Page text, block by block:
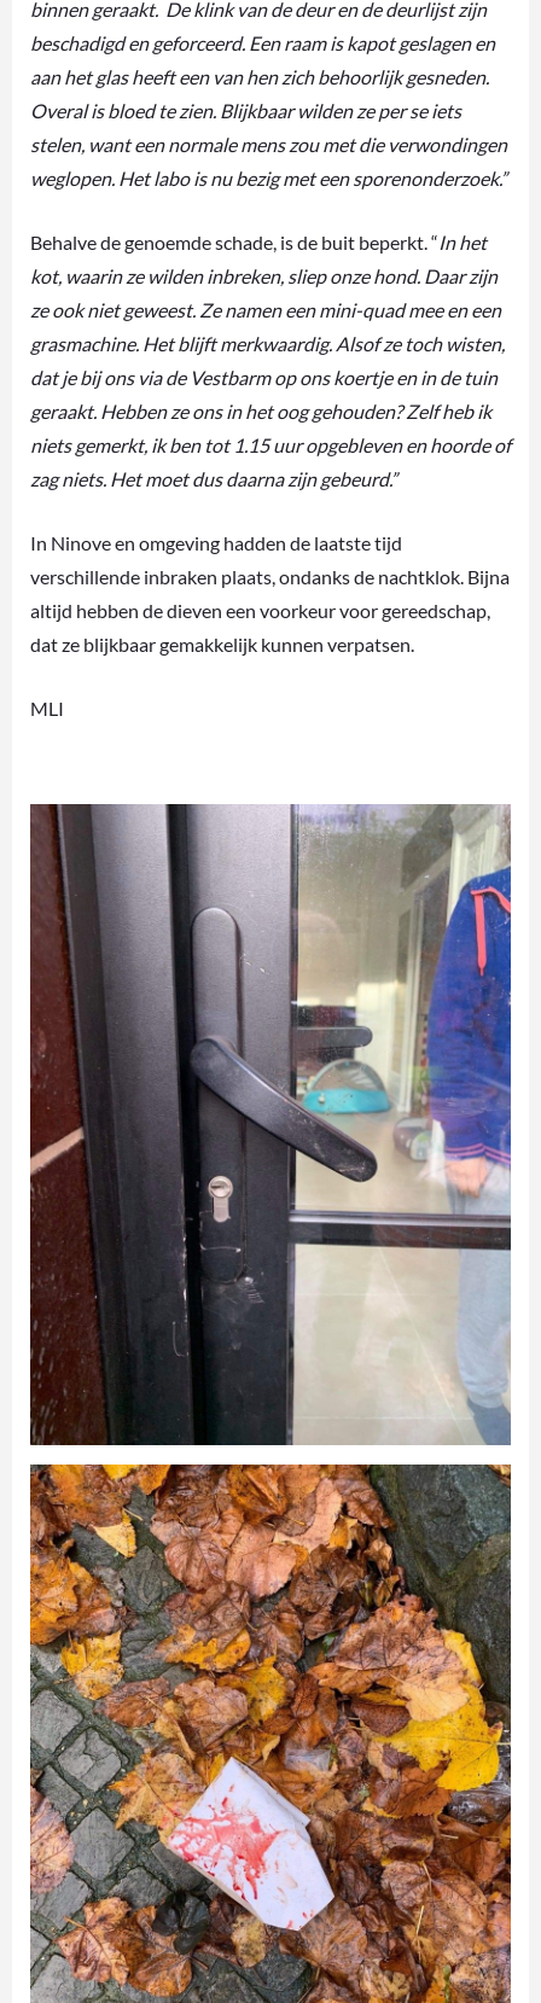
binnen geraakt. De klink van de deur en de deurlijst zijn
beschadigd en geforceerd. Een raam is kapot geslagen en
aan het glas heeft een van hen zich behoorlijk gesneden.
Overal is bloed te zien. Blijkbaar wilden ze per se iets
stelen, want een normale mens zou met die verwondingen
weglopen. Het labo is nu bezig met een sporenonderzoek.”
Behalve de genoemde schade, is de buit beperkt. “In het
kot, waarin ze wilden inbreken, sliep onze hond. Daar zijn
ze ook niet geweest. Ze namen een mini-quad mee en een
grasmachine. Het blijft merkwaardig. Alsof ze toch wisten,
dat je bij ons via de Vestbarm op ons koertje en in de tuin
geraakt. Hebben ze ons in het oog gehouden? Zelf heb ik
niets gemerkt, ik ben tot 1.15 uur opgebleven en hoorde of
zag niets. Het moet dus daarna zijn gebeurd.”
In Ninove en omgeving hadden de laatste tijd
verschillende inbraken plaats, ondanks de nachtklok. Bijna
altijd hebben de dieven een voorkeur voor gereedschap,
dat ze blijkbaar gemakkelijk kunnen verpatsen.
MLI